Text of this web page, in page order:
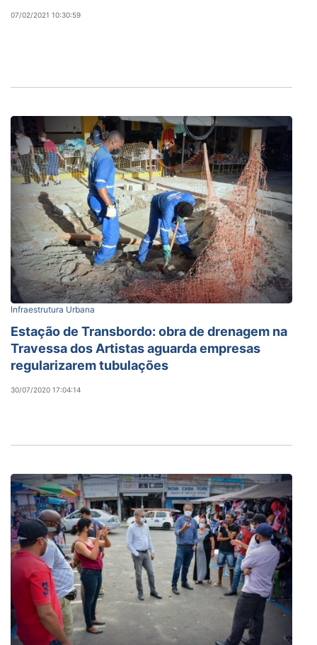
07/02/2021 10:30:59
Infraestrutura Urbana
Estação de Transbordo: obra de drenagem na
Travessa dos Artistas aguarda empresas
regularizarem tubulações
30/07/2020 17:04:14